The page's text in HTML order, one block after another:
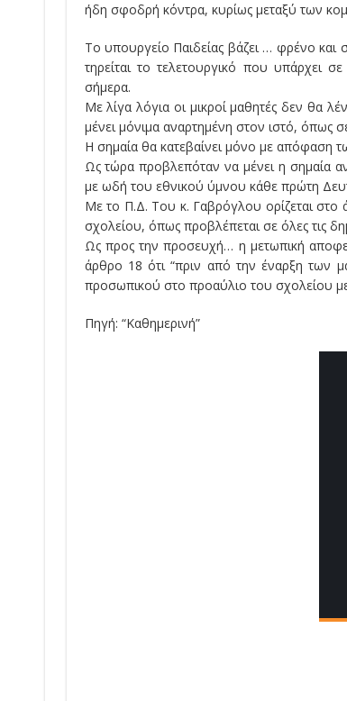
ήδη σφοδρή κόντρα, κυρίως μεταξύ των
Το υπουργείο Παιδείας βάζει … φρένο
τηρείται το τελετουργικό που υπάρχει
σήμερα.
Με λίγα λόγια οι μικροί μαθητές δεν θα
μένει μόνιμα αναρτημένη στον ιστό, όπως
Η σημαία θα κατεβαίνει μόνο με απόφαση
Ως τώρα προβλεπόταν να μένει η σημαία
με ωδή του εθνικού ύμνου κάθε πρώτη
Με το Π.Δ. Του κ. Γαβρόγλου ορίζεται στο
σχολείου, όπως προβλέπεται σε όλες τις
Ως προς την προσευχή… η μετωπική
άρθρο 18 ότι “πριν από την έναρξη των
προσωπικού στο προαύλιο του σχολείου
Πηγή: “Καθημερινή”